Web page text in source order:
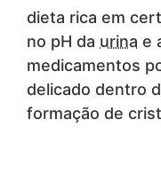
dieta rica em
no pH da urina e
medicamentos
delicado dentro
formação de